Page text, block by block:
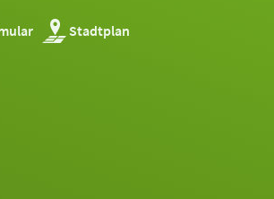
Stadtplan